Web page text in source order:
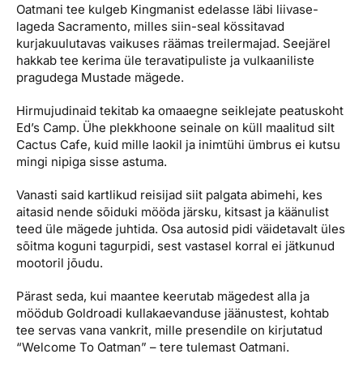
Oatmani tee kulgeb Kingmanist edelasse läbi liivase-
lageda Sacramento, milles siin-seal kössitavad
kurjakuulutavas vaikuses räämas treilermajad. Seejärel
hakkab tee kerima üle teravatipuliste ja vulkaaniliste
pragudega Mustade mägede.
Hirmujudinaid tekitab ka omaaegne seiklejate peatuskoht
Ed’s Camp. Ühe plekkhoone seinale on küll maalitud silt
Cactus Cafe, kuid mille laokil ja inimtühi ümbrus ei kutsu
mingi nipiga sisse astuma.
Vanasti said kartlikud reisijad siit palgata abimehi, kes
aitasid nende sõiduki mööda järsku, kitsast ja käänulist
teed üle mägede juhtida. Osa autosid pidi väidetavalt üles
sõitma koguni tagurpidi, sest vastasel korral ei jätkunud
mootoril jõudu.
Pärast seda, kui maantee keerutab mägedest alla ja
möödub Goldroadi kullakaevanduse jäänustest, kohtab
tee servas vana vankrit, mille presendile on kirjutatud
“Welcome To Oatman” – tere tulemast Oatmani.